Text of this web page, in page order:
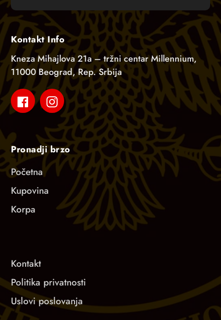
Kontakt Info
Kneza Mihajlova 21a – tržni centar Millennium,
11000 Beograd, Rep. Srbija
FacebookInstagram
Pronadji brzo
Početna
Kupovina
Korpa
Kontakt
Politika privatnosti
Uslovi poslovanja